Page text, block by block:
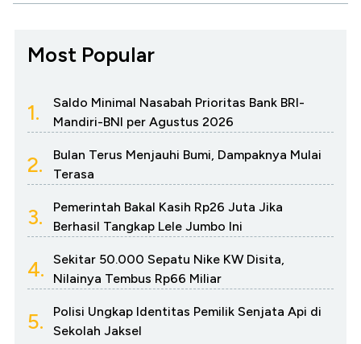
Most Popular
1.
Saldo Minimal Nasabah Prioritas Bank BRI-
Mandiri-BNI per Agustus 2026
2.
Bulan Terus Menjauhi Bumi, Dampaknya Mulai
Terasa
3.
Pemerintah Bakal Kasih Rp26 Juta Jika
Berhasil Tangkap Lele Jumbo Ini
4.
Sekitar 50.000 Sepatu Nike KW Disita,
Nilainya Tembus Rp66 Miliar
5.
Polisi Ungkap Identitas Pemilik Senjata Api di
Sekolah Jaksel